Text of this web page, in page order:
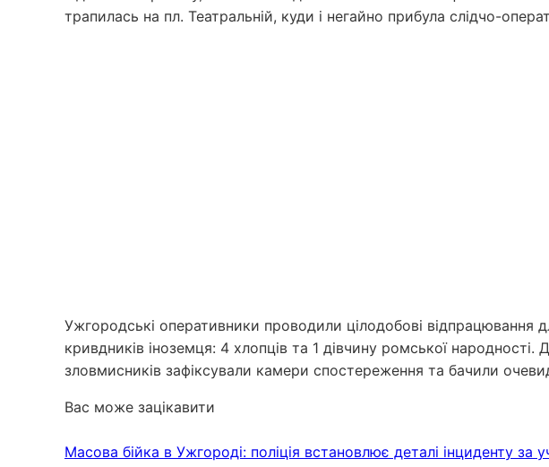
трапилась на пл. Театральній, куди і негайно прибула слідчо-
Ужгородські оперативники проводили цілодобові відпрацювання
кривдників іноземця: 4 хлопців та 1 дівчину ромської
зловмисників зафіксували камери спостереження та бачили
Вас може зацікавити
Масова бійка в Ужгороді: поліція встановлює деталі інциденту за